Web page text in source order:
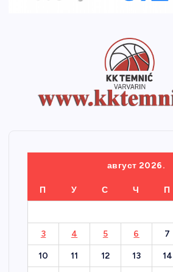
август 2026.
П У С Ч П
3 4 5 6 7
10 11 12 13 14